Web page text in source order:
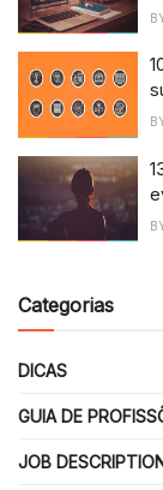
Categorias
DICAS
GUIA DE
JOB